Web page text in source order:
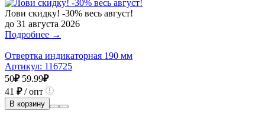
Лови скидку! -30% весь август!
до 31 августа 2026
Подробнее →
Отвертка индикаторная 190 мм
Артикул: 116725
50₽ 59.99₽
41 ₽/ опт
В корзину